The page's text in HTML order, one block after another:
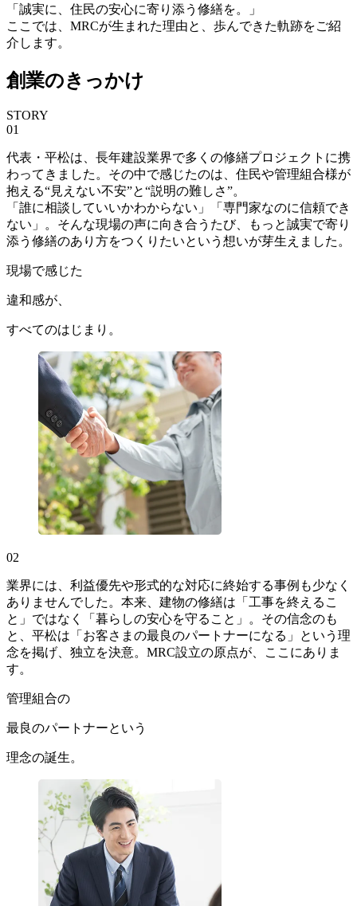
「誠実に、住民の安心に寄り添う修繕を。」
ここでは、MRCが生まれた理由と、歩んできた軌跡をご紹
介します。
創業のきっかけ
STORY
01
代表・平松は、長年建設業界で多くの修繕プロジェクトに携
わってきました。その中で感じたのは、住民や管理組合様が
抱える“見えない不安”と“説明の難しさ”。
「誰に相談していいかわからない」「専門家なのに信頼でき
ない」。そんな現場の声に向き合うたび、もっと誠実で寄り
添う修繕のあり方をつくりたいという想いが芽生えました。
現場で感じた
違和感が、
すべてのはじまり。
02
業界には、利益優先や形式的な対応に終始する事例も少なく
ありませんでした。本来、建物の修繕は「工事を終えるこ
と」ではなく「暮らしの安心を守ること」。その信念のも
と、平松は「お客さまの最良のパートナーになる」という理
念を掲げ、独立を決意。MRC設立の原点が、ここにありま
す。
管理組合の
最良のパートナーという
理念の誕生。